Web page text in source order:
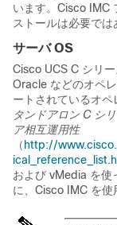
います。 Cisco IMC
ストールは必要では
サーバ OS
Cisco UCS C シリ
Oracle などのオペ
ートされているオペ
タンドアロン C シ
ア相互運用性
（ http://
および vMedia を使
に、 Cisco IMC を使